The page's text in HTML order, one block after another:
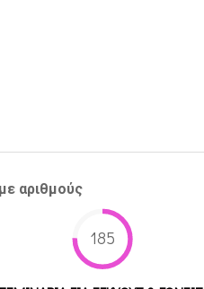
αριθμούς
185